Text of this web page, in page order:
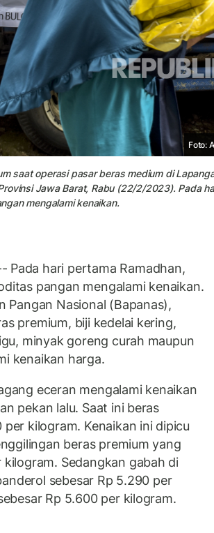
Foto:
saat operasi pasar beras medium di
Jawa Barat, Rabu (22/2/2023). Pada
mengalami kenaikan.
Pada hari pertama Ramadhan,
pangan mengalami kenaikan.
Pangan Nasional (Bapanas),
premium, biji kedelai kering,
minyak goreng curah maupun
kenaikan harga.
eceran mengalami kenaikan
pekan lalu. Saat ini beras
kilogram. Kenaikan ini dipicu
beras premium yang
kilogram. Sedangkan gabah di
sebesar Rp 5.290 per
Rp 5.600 per kilogram.